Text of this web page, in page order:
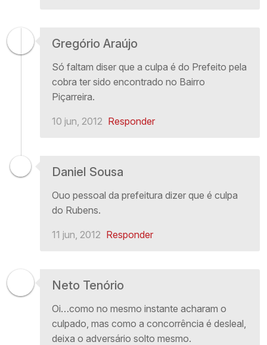
Gregório Araújo
Só faltam diser que a culpa é do Prefeito pela
cobra ter sido encontrado no Bairro
Piçarreira.
10 jun, 2012 Responder
Daniel Sousa
Ouo pessoal da prefeitura dizer que é culpa
do Rubens.
11 jun, 2012 Responder
Neto Tenório
Oi…como no mesmo instante acharam o
culpado, mas como a concorrência é desleal,
deixa o adversário solto mesmo.